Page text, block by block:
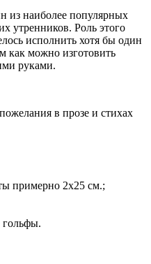
из наиболее популярных
утренников. Роль этого
исполнить хотя бы один
как можно изготовить
руками.
в прозе и стихах
примерно 2х25 см.;
гольфы.